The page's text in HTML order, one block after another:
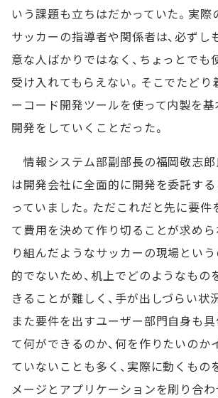
いう課題も立ちはだかっていた。実際
サッカーの指導者や関係者は、必ず
意な人ばかりではなく、ちょっとでも
受け入れてもらえない。そこでたどり
ーコード開発ツールを使って内製を
開発をしていくことだった。
情報システム部副部長の福岡敬志郎
は開発会社に全面的に開発を委託す
っていました。ただこれだと先に要件
て費用を決めて作り切ることが求め
り組んだようなサッカーの現場とい
的でないため、机上でどのようなもの
きることが難しく、手が出しづらい状
また要件を出すユーザー部門自身も
て何ができるのか、何を作りたいのか
ていないことも多く、実際に動くもの
メージとアプリケーションを刷り合わ